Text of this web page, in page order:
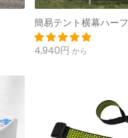
簡易テント横幕ハーフ
4,940円 から